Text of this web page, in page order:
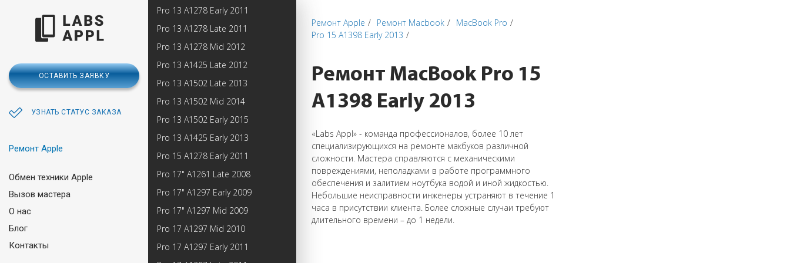
ОСТАВИТЬ ЗАЯВКУ
УЗНАТЬ СТАТУС ЗАКАЗА
Ремонт Apple
Обмен техники Apple
Вызов мастера
О нас
Блог
Контакты
Pro 13 А1278 Early 2011
Pro 13 А1278 Late 2011
Pro 13 А1278 Mid 2012
Pro 13 А1425 Late 2012
Pro 13 А1502 Late 2013
Pro 13 А1502 Mid 2014
Pro 13 А1502 Early 2015
Pro 13 А1425 Early 2013
Pro 15 А1278 Early 2011
Pro 17" А1261 Late 2008
Pro 17" А1297 Early 2009
Pro 17" А1297 Mid 2009
Pro 17 А1297 Mid 2010
Pro 17 А1297 Early 2011
Ремонт Apple Ремонт Macbook
MacBook Pro
Pro 15 А1398 Early 2013
Ремонт MacBook Pro 15
А1398 Early 2013
«Labs Appl» - команда профессионалов, более 10 лет
специализирующихся на ремонте макбуков различной
сложности. Мастера справляются с механическими
повреждениями, неполадками в работе программного
обеспечения и залитием ноутбука водой и иной жидкостью.
Небольшие неисправности инженеры устраняют в течение 1
часа в присутствии клиента. Более сложные случаи требуют
длительного времени – до 1 недели.